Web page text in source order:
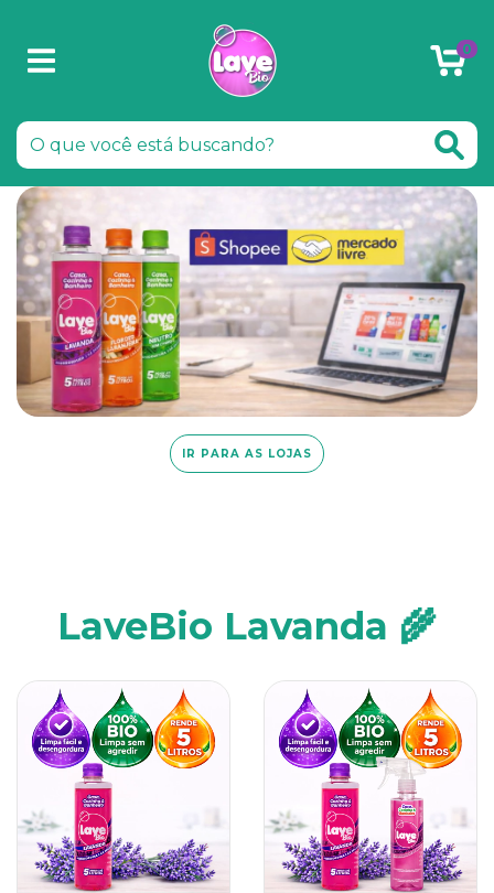
0
IR PARA AS LOJAS
LaveBio Lavanda 🌾